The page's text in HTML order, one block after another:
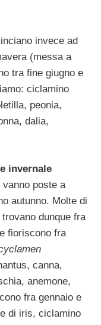
invece ad
(messa a
tra fine giugno e
ciclamino
peonia,
dalia,
invernale
poste a
autunno. Molte di
dunque fra
fioriscono fra
canna,
anemone,
fra gennaio e
di iris, ciclamino